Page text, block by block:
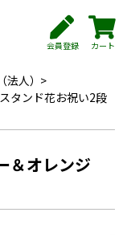
会員登録 カート
法人） >
スタンド花お祝い2段
＆オレンジ